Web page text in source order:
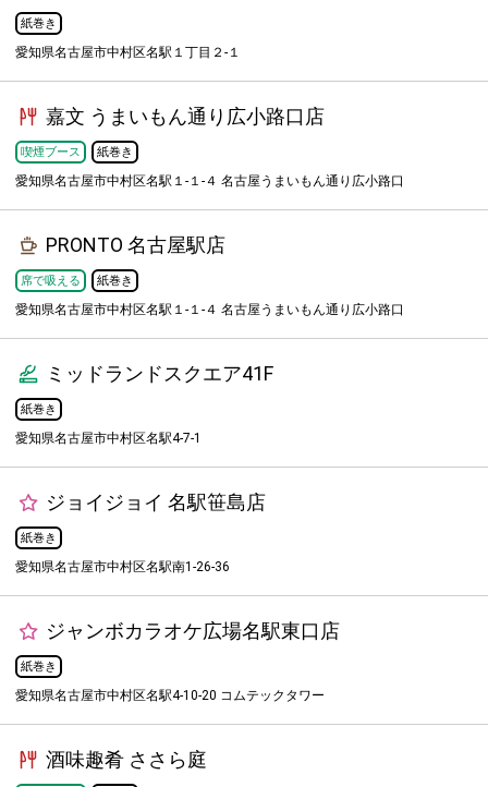
紙巻き
愛知県名古屋市中村区名駅１丁目２-１
嘉文 うまいもん通り広小路口店
喫煙ブース 紙巻き
愛知県名古屋市中村区名駅１-１-４ 名古屋うまいもん通り広小路口
PRONTO 名古屋駅店
席で吸える 紙巻き
愛知県名古屋市中村区名駅１-１-４ 名古屋うまいもん通り広小路口
ミッドランドスクエア41F
紙巻き
愛知県名古屋市中村区名駅4-7-1
ジョイジョイ 名駅笹島店
紙巻き
愛知県名古屋市中村区名駅南1-26-36
ジャンボカラオケ広場名駅東口店
紙巻き
愛知県名古屋市中村区名駅4-10-20 コムテックタワー
酒味趣肴 ささら庭